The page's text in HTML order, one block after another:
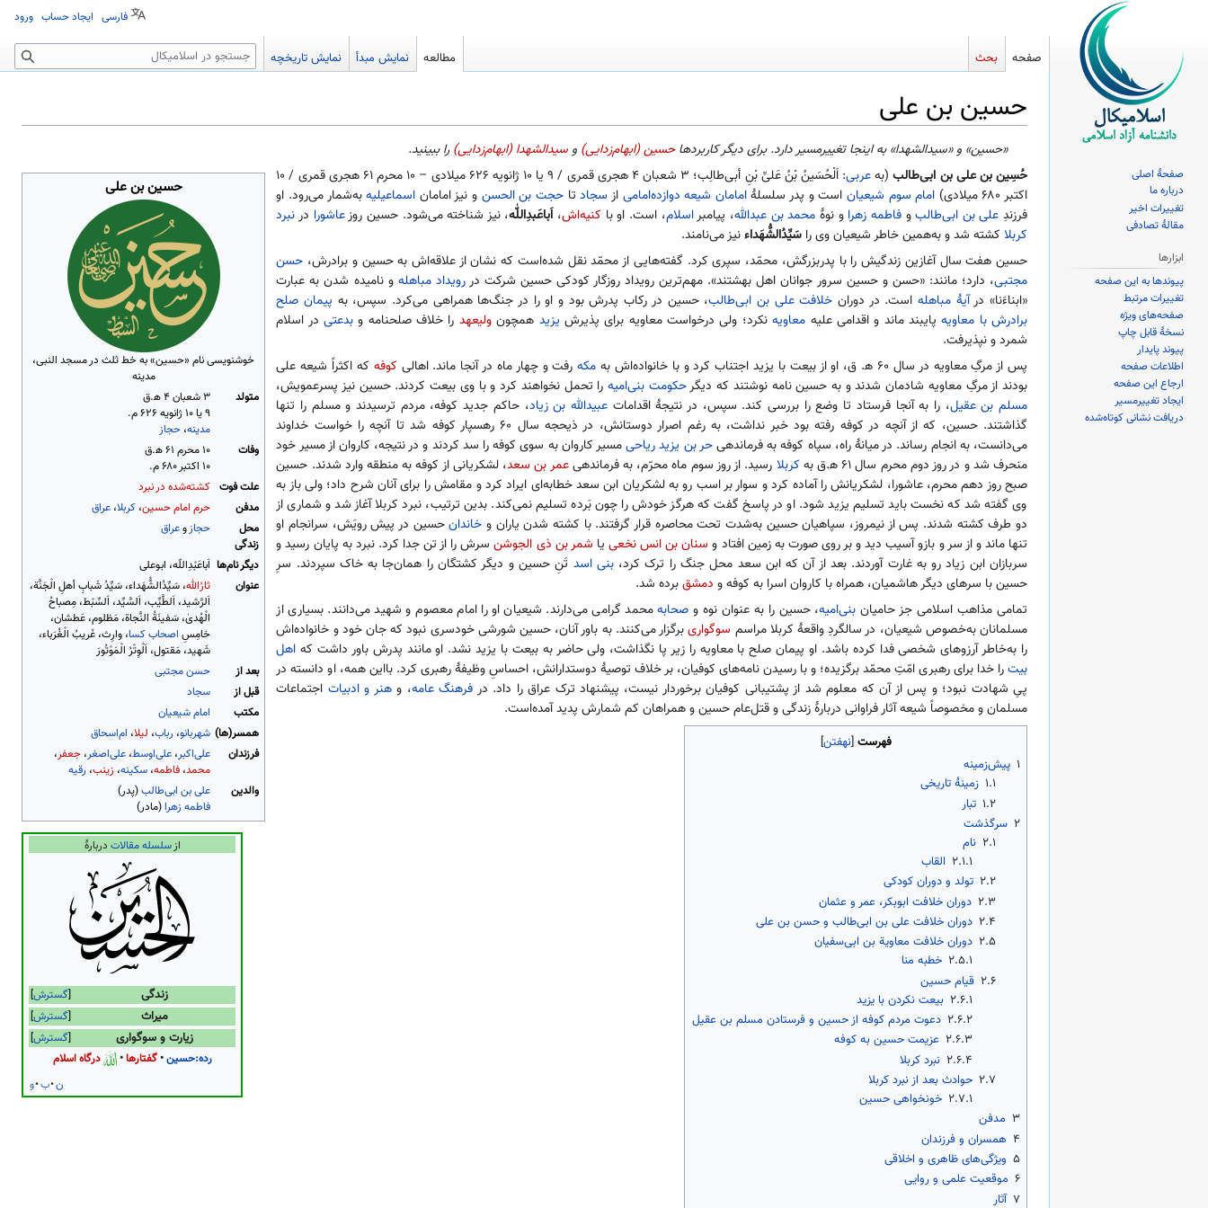
حسین بن علی
پرش
به
ناوبری
پرش
به
جستجو
«حسین» و «سیدالشهدا» به اینجا تغییرمسیر دارد. برای دیگر کاربردهاحسین (ابهام‌زدایی) وسیدالشهدا (ابهام‌زدایی) را ببینید.
حسین بن علی
خوشنویسی نام «حسین» به خط ثلث در مسجد النبی،
مدینه
متولد
۳ شعبان ۴ ه‍.ق
۹ یا ۱۰ ژانویه ۶۲۶ م.
مدینه، حجاز
وفات
۱۰ محرم ۶۱ ه‍.ق
۱۰ اکتبر ۶۸۰ م.
علت فوت کشته‌شده در نبرد
مدفن
حرم امام حسین، کربلا، عراق
محل
زندگی
حجازوعراق
دیگر نام‌ها اَباعَبْدِاللّه، ابوعلی
عنوان
ثارُالله، سَیِّدُالشُّهَداء، سَیِّدُ شَبابِ أهلِ الْجَنَّة،
اَلرَّشید، اَلطَّیِّب، اَلسَّیِّد، اَلسِّبْط، مِصباحُ
الْهُدیٰ، سَفینَةُ النَّجاة، مَظلوم، عَطشان،
خامِسِ اصحاب کسا، وارِث، غَریبُ الْغُرَباء،
شَهید، مَقتول، اَلْوِتْرُ الْمَوْتُورَ
بعد از
حسن مجتبی
قبل از
سجاد
مکتب
امامشیعیان
همسر(ها) شهربانو، رباب، لیلا، ام‌اسحاق
فرزندان
علی‌اکبر، علی‌اوسط، علی‌اصغر، جعفر،
محمد، فاطمه، سکینه، زینب، رقیه
والدین
علی بن ابی‌طالب(پدر)
فاطمه زهرا(مادر)
ازسلسله مقالات دربارهٔ
گسترش
زندگی
گسترش
میراث
گسترش
زیارت و سوگواری
رده:حسین گفتارها
درگاه اسلام
ن ب و
حُسِین بن علی بن ابی‌طالب(بهعربی
: اَلْحُسَینُ بْنُ عَلیِّ بْنِ أبی‌طالِب؛ ۳ شعبان ۴ هجری قمری / ۹ یا ۱۰ ژانویه ۶۲۶ میلادی – ۱۰ محرم ۶۱ هجری قمری / ۱۰
اکتبر ۶۸۰ میلادی)
امام سوم شیعیان است و پدر سلسلهٔامامان شیعه دوازده‌امامی از سجادتاحجت بن الحسن و نیز امامان اسماعیلیهبه‌شمار می‌رود. او
فرزندِ علی بن ابی‌طالبوفاطمه زهرا و نوهٔ محمد بن عبدالله، پیامبراسلام، است. او با کنیه‌اش، اَباعَبدِاللّٰه، نیز شناخته می‌شود. حسین روزعاشورا درنبرد
کربلا کشته شد و به‌همین خاطر شیعیان وی را سَیِّدُالشُّهَداءنیز می‌نامند.
حسین هفت سال آغازین زندگیش را با پدربزرگش، محمّد، سپری کرد. گفته‌هایی از محمّد نقل شده‌است که نشان از علاقه‌اش به حسین و برادرش، حسن
مجتبی، دارد؛ مانند: «حسن و حسین سرور جوانان اهل بهشتند». مهم‌ترین رویداد روزگار کودکی حسین شرکت دررویداد مباهله و نامیده شدن به عبارت
«ابناءَنا» درآیهٔ مباهله است. در دوران خلافت علی بن ابی‌طالب، حسین در رکاب پدرش بود و او را در جنگ‌ها همراهی می‌کرد. سپس، به پیمان صلح
برادرش با معاویهپایبند ماند و اقدامی علیه معاویهنکرد؛ ولی درخواست معاویه برای پذیرش یزید همچونولیعهد را خلاف صلحنامه و بدعتیدر اسلام
شمرد و نپذیرفت.
پس از مرگِ معاویه در سال ۶۰ ه‍. ق، او از بیعت با یزید اجتناب کرد و با خانواده‌اش به
مکهرفت و چهار ماه در آنجا ماند. اهالی کوفه که اکثراً شیعه علی
بودند از مرگِ معاویه شادمان شدند و به حسین نامه نوشتند که دیگرحکومت بنی‌امیه را تحمل نخواهند کرد و با وی بیعت کردند. حسین نیز پسرعمویش،
مسلم بن عقیل، را به آنجا فرستاد تا وضع را بررسی کند. سپس، در نتیجهٔ اقداماتعبیدالله بن زیاد، حاکم جدید کوفه، مردم ترسیدند و مسلم را تنها
گذاشتند. حسین، که از آنچه در کوفه رفته بود خبر نداشت، به رغم اصرار دوستانش، در ذیحجه سال ۶۰ رهسپار کوفه شد تا آنچه را خواست خداوند
می‌دانست، به انجام رساند. در میانهٔ راه، سپاه کوفه به فرماندهیحر بن یزید ریاحیمسیر کاروان به سوی کوفه را سد کردند و در نتیجه، کاروان از مسیر خود
منحرف شد و در روز دوم محرم سال ۶۱ ه‍.ق به
کربلا رسید. از روز سوم ماه محرّم، به فرماندهیعمر بن سعد، لشکریانی از کوفه به منطقه وارد شدند. حسین
صبح روز دهم محرم، عاشورا، لشکریانش را آماده کرد و سوار بر اسب رو به لشکریان ابن سعد خطابه‌ای ایراد کرد و مقامش را برای آنان شرح داد؛ ولی باز به
وی گفته شد که نخست باید تسلیم یزید شود. او در پاسخ گفت که هرگز خودش را چون بَرده تسلیم نمی‌کند. بدین ترتیب، نبرد کربلا آغاز شد و شماری از
دو طرف کشته شدند. پس از نیمروز، سپاهیان حسین به‌شدت تحت محاصره قرار گرفتند. با کشته شدن یاران و خاندانحسین در پیش رویَش، سرانجام او
تنها ماند و از سر و بازو آسیب دید و بر روی صورت به زمین افتاد و سنان بن انس نخعی یا شمر بن ذی الجوشنسرش را از تن جدا کرد. نبرد به پایان رسید و
سربازان ابن زیاد رو به غارت آوردند. بعد از آن که ابن سعد محل جنگ را ترک کرد،بنی اسد تَنِ حسین و دیگر کشتگان را همان‌جا به خاک سپردند. سرِ
حسین با سرهای دیگر هاشمیان، همراه با کاروان اسرا به کوفه و دمشقبرده شد.
تمامی مذاهب اسلامی جز حامیان بنی‌امیه، حسین را به عنوان نوه و صحابهمحمد گرامی می‌دارند. شیعیان او را امام معصوم و شهید می‌دانند. بسیاری از
مسلمانان به‌خصوص شیعیان، در سالگردِ واقعهٔ کربلا مراسم سوگواریبرگزار می‌کنند. به باور آنان، حسین شورشی خودسری نبود که جان خود و خانواده‌اش
را به‌خاطر آرزوهای شخصی فدا کرده باشد. او پیمان صلح با معاویه را زیر پا نگذاشت، ولی حاضر به بیعت با یزید نشد. او مانند پدرش باور داشت که اهل
بیترا خدا برای رهبری امّتِ محمّد برگزیده؛ و با رسیدن نامه‌های کوفیان، بر خلاف توصیهٔ دوستدارانش، احساسِ وظیفهٔ رهبری کرد. بااین همه، او دانسته در
پیِ شهادت نبود؛ و پس از آن که معلوم شد از پشتیبانی کوفیان برخوردار نیست، پیشنهاد ترک عراق را داد. در فرهنگ عامه، وهنر و ادبیات اجتماعات
مسلمان و مخصوصاً شیعه آثار فراوانی دربارهٔ زندگی و قتل‌عام حسین و همراهان کم شمارش پدید آمده‌است.
فهرست
۱ پیش‌زمینه
۱.۱ زمینهٔ تاریخی
۱.۲ تبار
۲ سرگذشت
۲.۱ نام
۲.۱.۱ القاب
۲.۲ تولد و دوران کودکی
۲.۳ دوران خلافت ابوبکر، عمر و عثمان
۲.۴ دوران خلافت علی بن ابی‌طالب و حسن بن علی
۲.۵ دوران خلافت معاویة بن ابی‌سفیان
۲.۵.۱ خطبه منا
۲.۶ قیام حسین
۲.۶.۱ بیعت نکردن با یزید
۲.۶.۲ دعوت مردم کوفه از حسین و فرستادن مسلم بن عقیل
۲.۶.۳ عزیمت حسین به کوفه
۲.۶.۴ نبرد کربلا
۲.۷ حوادث بعد از نبرد کربلا
۲.۷.۱ خونخواهی حسین
۳ مدفن
۴ همسران و فرزندان
۵ ویژگی‌های ظاهری و اخلاقی
۶ موقعیت علمی و روایی
۷ آثار
فارسی ایجاد حساب ورود
صفحه بحث مطالعه نمایش مبدأ نمایش تاریخچه جستجو
صفحهٔ اصلی
درباره ما
تغییرات اخیر
مقالهٔ تصادفی
ابزارها
پیوندها به این صفحه
تغییرات مرتبط
صفحه‌های ویژه
نسخهٔ قابل چاپ
پیوند پایدار
اطلاعات صفحه
ارجاع این صفحه
ایجاد تغییرمسیر
دریافت نشانی کوتاه‌شده